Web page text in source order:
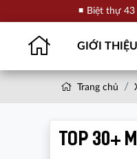
Biệt thự 43
GIỚI THIỆU
Trang chủ
Top 30+